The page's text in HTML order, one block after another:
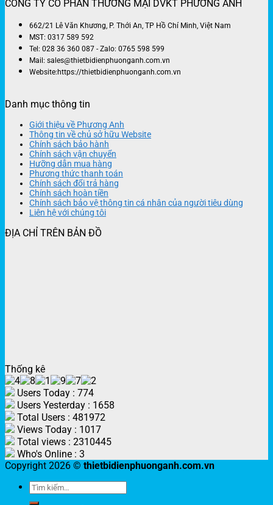
CÔNG TY CỔ PHẦN THƯƠNG MẠI DVKT PHƯƠNG ANH
662/21 Lê Văn Khương, P. Thới An, TP Hồ Chí Minh, Việt Nam
MST: 0317 589 592
Tel: 028 36 360 087 - Zalo: 0765 598 599
Mail: sales@thietbidienphuonganh.com.vn
Website:https://thietbidienphuonganh.com.vn
Danh mục thông tin
Giới thiệu về Phương Anh
Thông tin về chủ sở hữu Website
Chính sách bảo hành
Chính sách vận chuyển
Hưỡng dẫn mua hàng
Phương thức thanh toán
Chính sách đổi trả hàng
Chính sách hoàn tiền
Chính sách bảo vệ thông tin cá nhân của người tiêu dùng
Liên hệ với chúng tôi
ĐỊA CHỈ TRÊN BẢN ĐỒ
Thống kê
Users Today : 774
Users Yesterday : 1658
Total Users : 481972
Views Today : 1017
Total views : 2310445
Who's Online : 3
Copyright 2026 © thietbidienphuonganh.com.vn